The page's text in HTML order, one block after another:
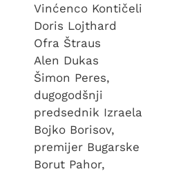
Vinćenco Kontičeli
Doris Lojthard
Ofra Štraus
Alen Dukas
Šimon Peres,
dugogodšnji
predsednik Izraela
Bojko Borisov,
premijer Bugarske
Borut Pahor,